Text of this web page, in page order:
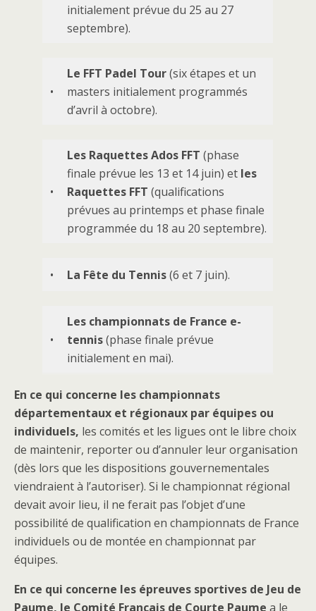
initialement prévue du 25 au 27
septembre).
•
Le FFT Padel Tour(six étapes et un
masters initialement programmés
d’avril à octobre).
•
Les Raquettes Ados FFT (phase
finale prévue les 13 et 14 juin) et les
Raquettes FFT (qualifications
prévues au printemps et phase finale
programmée du 18 au 20 septembre).
• La Fête du Tennis(6 et 7 juin).
•
Les championnats de France e-
tennis(phase finale prévue
initialement en mai).
En ce qui concerne les championnats
départementaux et régionaux par équipes ou
individuels, les comités et les ligues ont le libre choix
de maintenir, reporter ou d’annuler leur organisation
(dès lors que les dispositions gouvernementales
viendraient à l’autoriser). Si le championnat régional
devait avoir lieu, il ne ferait pas l’objet d’une
possibilité de qualification en championnats de France
individuels ou de montée en championnat par
équipes.
En ce qui concerne les épreuves sportives de Jeu de
Paume, le Comité Français de Courte Paume a le